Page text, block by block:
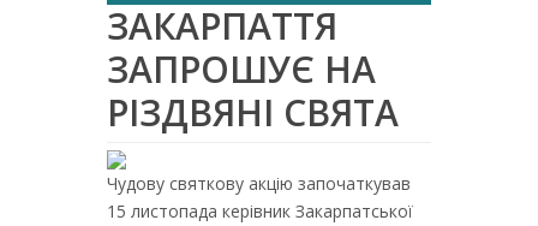
ЗАКАРПАТТЯ
ЗАПРОШУЄ НА
РІЗДВЯНІ СВЯТА
Чудову святкову акцію започаткував
15 листопада керівник Закарпатської